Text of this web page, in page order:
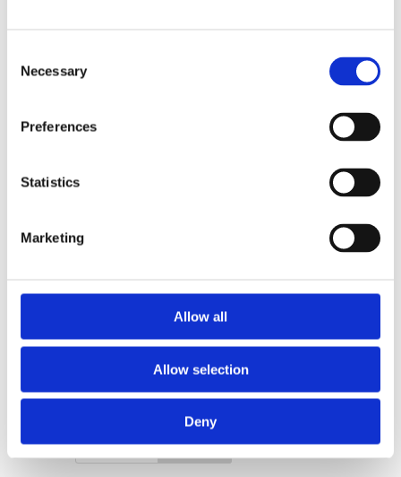
Selection
Necessary
Preferences
Statistics
Marketing
Allow all
Allow selection
Deny
Search